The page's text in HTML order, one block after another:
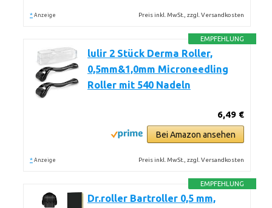
* Anzeige Preis inkl. MwSt., zzgl. Versandkosten
EMPFEHLUNG
lulir 2 Stück Derma Roller,
0,5mm&1,0mm Microneedling
Roller mit 540 Nadeln
6,49 €
Bei Amazon ansehen
* Anzeige Preis inkl. MwSt., zzgl. Versandkosten
EMPFEHLUNG
Dr.roller Bartroller 0,5 mm,